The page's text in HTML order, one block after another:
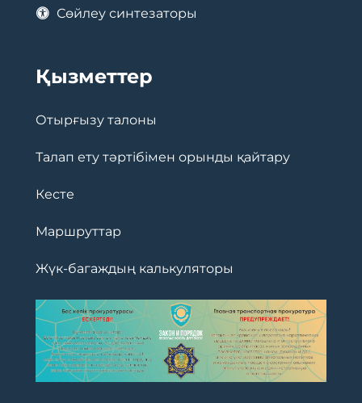
Сөйлеу синтезаторы
Қызметтер
Отырғызу талоны
Талап ету тәртібімен орынды қайтару
Кесте
Маршруттар
Жүк-багаждың калькуляторы